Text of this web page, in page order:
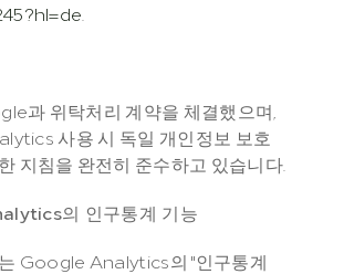
과 위탁처리 계약을 체결했으며,
사용 시 독일 개인정보 보호
지침을 완전히 준수하고 있습니다.
의 인구통계 기능
Google Analytics의 "인구통계